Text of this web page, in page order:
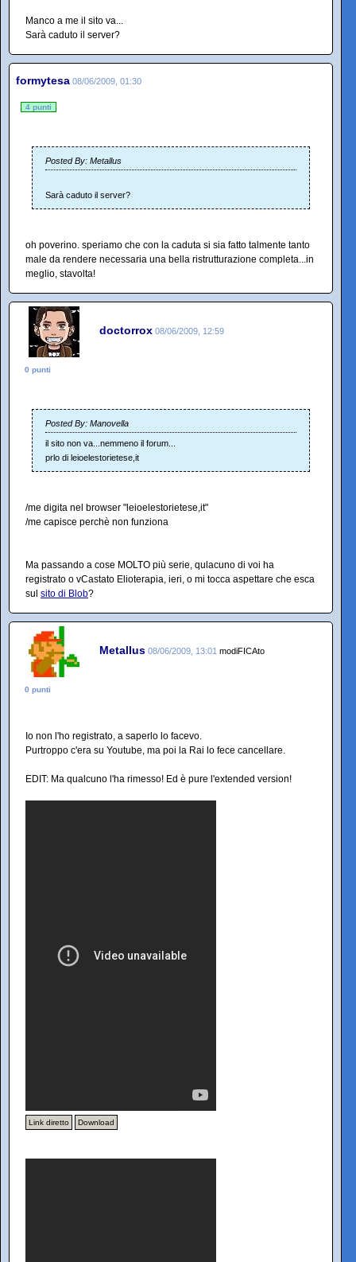
Manco a me il sito va...
Sarà caduto il server?
formytesa 08/06/2009, 01:30
4 punti
Posted By: Metallus
Sarà caduto il server?
oh poverino. speriamo che con la caduta si sia fatto talmente tanto
male da rendere necessaria una bella ristrutturazione completa...in
meglio, stavolta!
doctorrox 08/06/2009, 12:59
0 punti
Posted By: Manovella
il sito non va...nemmeno il forum...
prlo di leioelestorietese,it
/me digita nel browser "leioelestorietese,it"
/me capisce perchè non funziona
Ma passando a cose MOLTO più serie, qulacuno di voi ha
registrato o vCastato Elioterapia, ieri, o mi tocca aspettare che esca
sul sito di Blob?
Metallus 08/06/2009, 13:01 modiFICAto
0 punti
Io non l'ho registrato, a saperlo lo facevo.
Purtroppo c'era su Youtube, ma poi la Rai lo fece cancellare.
EDIT: Ma qualcuno l'ha rimesso! Ed è pure l'extended version!
Link diretto Download